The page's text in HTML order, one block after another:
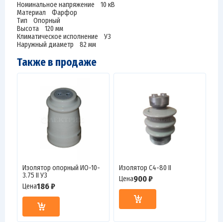
Номинальное напряжение 10 кВ
Материал Фарфор
Тип Опорный
Высота 120 мм
Климатическое исполнение У3
Наружный диаметр 82 мм
Также в продаже
Изолятор опорный ИО-10-
3.75 II У3
Цена186 ₽
Изолятор С4-80 II
Цена900 ₽